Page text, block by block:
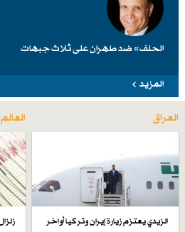
الحلف» ضد طهرانَ على ثلاث جبهات
المزيد
العراق
الزيدي يعتزم زيارة إيران وتركيا أواخر
العالم